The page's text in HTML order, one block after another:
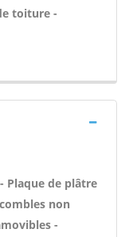
toiture -
Plaque de plâtre
non
-